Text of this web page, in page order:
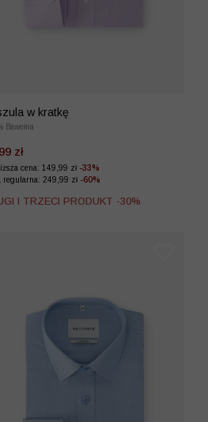
w kratkę
Bawełna
zł
cena: 149,99 zł -33%
regularna: 249,99 zł -60%
I TRZECI PRODUKT -30%